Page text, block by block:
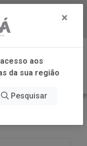
já nosso APP
0
×
aos
da sua região
Pesquisar